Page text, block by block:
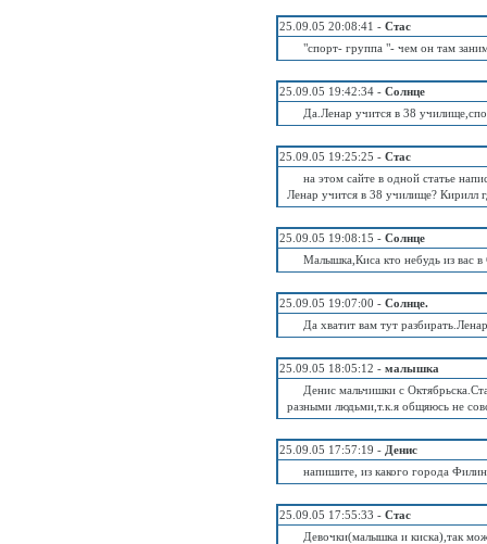
25.09.05 20:08:41 - Стас
"спорт- группа "- чем он там
25.09.05 19:42:34 - Солнце
Да.Ленар учится в 38
25.09.05 19:25:25 - Стас
на этом сайте в одной статье
Ленар учится в 38 училище? Кирилл
25.09.05 19:08:15 - Солнце
Малышка,Киса кто небудь из вас в
25.09.05 19:07:00 - Солнце.
Да хватит вам тут
25.09.05 18:05:12 - малышка
Денис мальчишки с
разными людьми,т.к.я общяюсь не
25.09.05 17:57:19 - Денис
напишите, из какого города
25.09.05 17:55:33 - Стас
Девочки(малышка и киска),так